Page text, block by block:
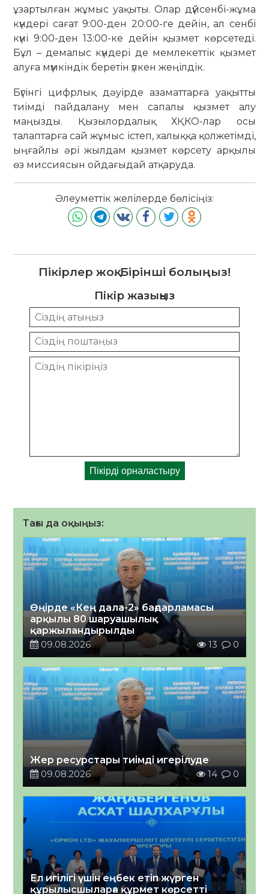
ұзартылған жұмыс уақыты. Олар дүйсенбі-жұма
күндері сағат 9:00-ден 20:00-ге дейін, ал сенбі
күні 9:00-ден 13:00-ке дейін қызмет көрсетеді.
Бұл – демалыс күндері де мемлекеттік қызмет
алуға мүмкіндік беретін үлкен жеңілдік.
Бүгінгі цифрлық дәуірде азаматтарға уақытты
тиімді пайдалану мен сапалы қызмет алу
маңызды. Қызылордалық ХҚКО-лар осы
талаптарға сай жұмыс істеп, халыққа қолжетімді,
ыңғайлы әрі жылдам қызмет көрсету арқылы
өз миссиясын ойдағыдай атқаруда.
Әлеуметтік желілерде бөлісіңіз:
Пікірлер жоқ. Бірінші болыңыз!
Пікір жазыңыз
Тағы да оқыңыз:
Өңірде «Кең дала-2» бағдарламасы
арқылы 80 шаруашылық
қаржыландырылды
09.08.2026
13 0
Жер ресурстары тиімді игерілуде
09.08.2026
14 0
Ел игілігі үшін еңбек етіп жүрген
құрылысшыларға құрмет көрсетті